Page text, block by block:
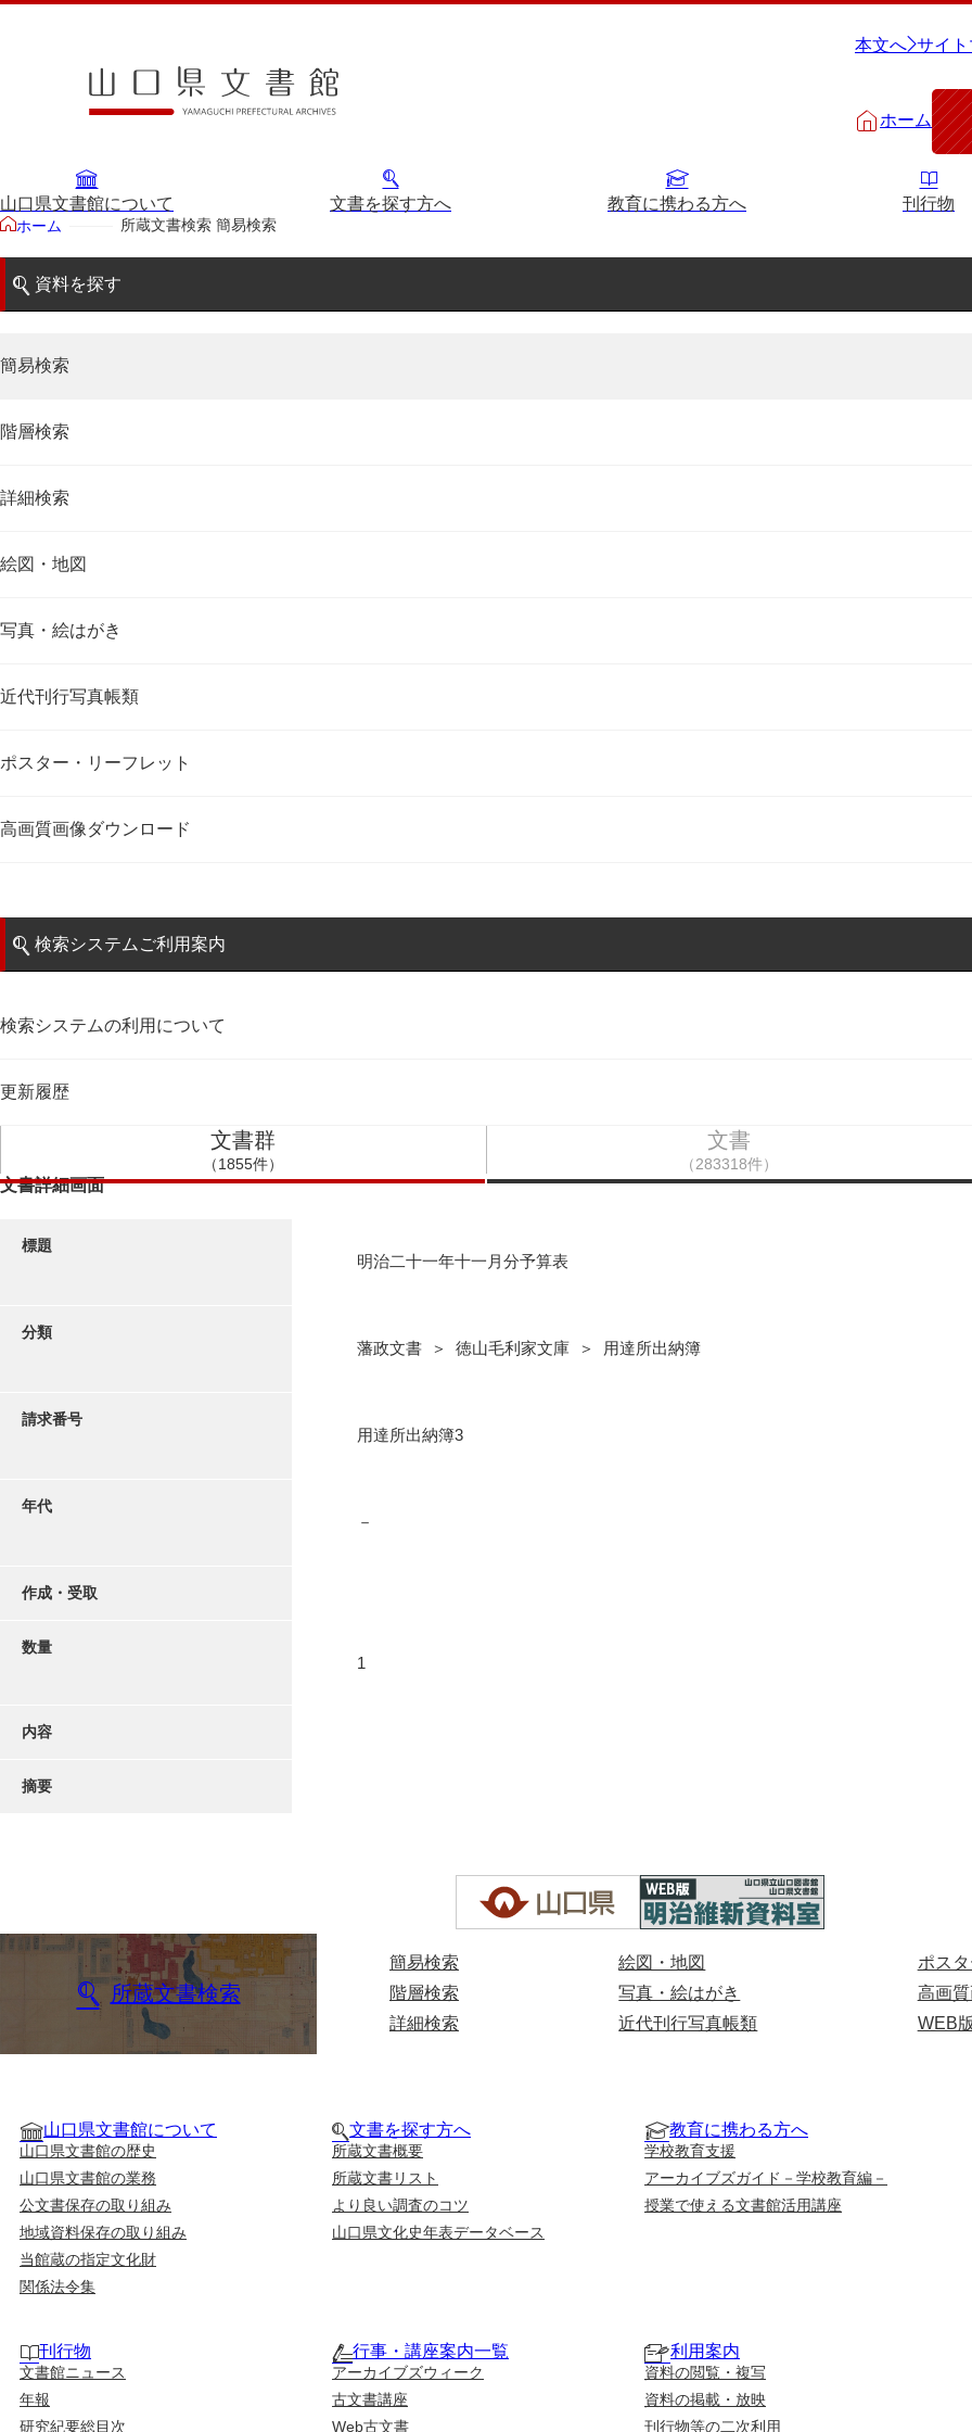
本文へ サイ
ホーム
山口県文書館について 文書を探す方へ 教育に携わる方へ 刊行物
ホーム 所蔵文書検索 簡易検索
資料を探す
簡易検索
階層検索
詳細検索
絵図・地図
写真・絵はがき
近代刊行写真帳類
ポスター・リーフレット
高画質画像ダウンロード
検索システムご利用案内
検索システムの利用について
更新履歴
文書群
（1855件）
文書
（283318件）
文書詳細画面
標題
明治二十一年十一月分予算表
分類
藩政文書 ＞ 徳山毛利家文庫 ＞ 用達所出納簿
請求番号
用達所出納簿3
年代
－
作成・受取
数量
1
内容
摘要
所蔵文書検索
簡易検索
階層検索
詳細検索
絵図・地図
写真・絵はがき
近代刊行写真帳類
ポス
高画
WEB
山口県文書館について
山口県文書館の歴史
山口県文書館の業務
公文書保存の取り組み
地域資料保存の取り組み
当館蔵の指定文化財
関係法令集
文書を探す方へ
所蔵文書概要
所蔵文書リスト
より良い調査のコツ
山口県文化史年表データベース
教育に携わる方へ
学校教育支援
アーカイブズガイド－学校教育編－
授業で使える文書館活用講座
刊行物
文書館ニュース
年報
研究紀要総目次
行事・講座案内一覧
アーカイブズウィーク
古文書講座
Web古文書
利用案内
資料の閲覧・複写
資料の掲載・放映
刊行物等の二次利用